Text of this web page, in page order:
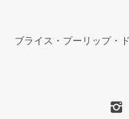
ブライス・プーリップ・